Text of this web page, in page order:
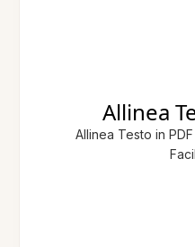
Allinea
Allinea Testo in